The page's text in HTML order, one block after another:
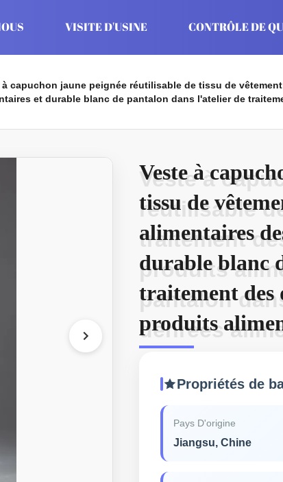
VISITE D'USINE CONTRÔLE DE
à capuchon jaune peignée réutilisable de tissu de
et durable blanc de pantalon dans l'atelier de
Veste à
tissu de
alimentaires
durable blanc
traitement des
produits
Veste à
réutilisable
traitement
produits
pantalon
denrées
Propriétés de
Pays D'origine
Jiangsu, Chine